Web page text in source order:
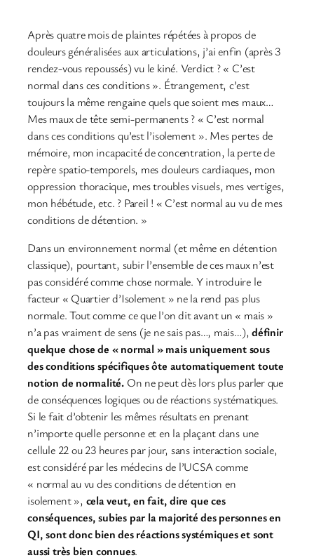
Après quatre mois de plaintes répétées à propos de
douleurs généralisées aux articulations, j’ai enfin (après 3
rendez-vous repoussés) vu le kiné. Verdict ? « C’est
normal dans ces conditions ». Étrangement, c’est
toujours la même rengaine quels que soient mes maux…
Mes maux de tête semi-permanents ? « C’est normal
dans ces conditions qu’est l’isolement ». Mes pertes de
mémoire, mon incapacité de concentration, la perte de
repère spatio-temporels, mes douleurs cardiaques, mon
oppression thoracique, mes troubles visuels, mes vertiges,
mon hébétude, etc. ? Pareil ! « C’est normal au vu de mes
conditions de détention. »
Dans un environnement normal (et même en détention
classique), pourtant, subir l’ensemble de ces maux n’est
pas considéré comme chose normale. Y introduire le
facteur « Quartier d’Isolement » ne la rend pas plus
normale. Tout comme ce que l’on dit avant un « mais »
n’a pas vraiment de sens (je ne sais pas…, mais…),définir
quelque chose de « normal » mais uniquement sous
des conditions spécifiques ôte automatiquement toute
notion de normalité.On ne peut dès lors plus parler que
de conséquences logiques ou de réactions systématiques.
Si le fait d’obtenir les mêmes résultats en prenant
n’importe quelle personne et en la plaçant dans une
cellule 22 ou 23 heures par jour, sans interaction sociale,
est considéré par les médecins de l’UCSA comme
« normal au vu des conditions de détention en
isolement », cela veut, en fait, dire que ces
conséquences, subies par la majorité des personnes en
QI, sont donc bien des réactions systémiques et sont
aussi très bien connues.